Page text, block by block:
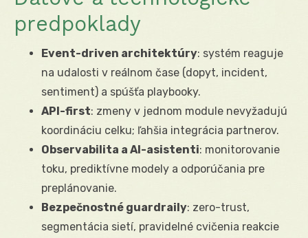
predpoklady
Event-driven architektúry: systém reaguje
na udalosti v reálnom čase (dopyt, incident,
sentiment) a spúšťa playbooky.
API-first: zmeny v jednom module nevyžadujú
koordináciu celku; ľahšia integrácia partnerov.
Observabilita a AI-asistenti: monitorovanie
toku, prediktívne modely a odporúčania pre
preplánovanie.
Bezpečnostné guardraily: zero-trust,
segmentácia sietí, pravidelné cvičenia reakcie